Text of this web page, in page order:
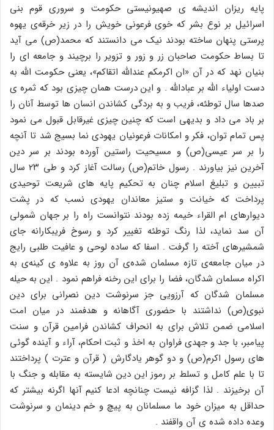
پایه ریزان اندیشه ی صهیونیستی حکومت و سروری قوم بنی
اسرائیل بر نوع بشر که خوی فرعونی خویش را در زیر خرقه‌ی یهوه
پرستی پنهان ساخته بودند نیک می دانستند که محمد(ص) می آید
تا بساط حکومت صاحبان زر و زور و تزویر را برچیند و جامعه ای را
بنیان نهد که در آن «ان اکرمکم عندالله اتقاکم»، یعنی حکومت الله به
دست اولیاء الله بر عبادالله . و این درست همان چیزی بود که ثمره ی
صدها سال توطئه، فریب و به بردگی کشاندن انسان ها توسط آنان را
بر باد می داد و بدیهی است که چنین چیزی غیرقابل قبول می نمود
پس تمام توان، فکر و امکانات فرعونیان یهودی نما بسیج شد تا آنچه
را بر سر عیسی(ص) و مسیحیت راستین آورده بودند بر سر دین
آخرین نیز بیاورند . رسول خاتم(ص) رسالت آغاز کرد و طی ۲۳ سال
تبیین و تبلیغ اسلام چنان به تحکیم پایه های شریعت توحیدی
پرداخت که خیانت و ستیز معاندان یهودی نسب که در پشت
دیوارهای ام القراء خیمه زده بودند نتوانست راه را بر جهان شمولی
آن سد نماید، لذا رنگ توطئه تغییر کرد و رسوخ فریبکارانه جای
شمشیرهای آخته را گرفت . اسفا که ساده لوحی و عافیت طلبی رایج
در میان جامعه‌ی تازه مسلمان شده‌ی آن روز به علاوه ی کینه‌ی به
اکراه مسلمان شدگان، فضا را برای این رخنه فراهم نمود . این به حیله
مسلمان شدگان که آرزویی جز سرنوشت دین نصرانی برای دین
نبوی(ص) نداشتند با حضوری آگاهانه و هدفمند در میان امت
اسلامی ضمن تلاش برای به انحراف کشاندن فرامین قرآن و سنت
پیامبر، با جد و جهدی فراوان به اخذ و ثبت احکام، آراء و آینده گوئی
های رسول اکرم(ص) و دو گوهر یادگارش ( قرآن و عترت ) پرداختند
تا با علم کامل و تسلط بر رموز این دین شایسته به مقابله و جنگ با
آن برخیزند . لذا گزافه نیست چنانچه ادعا کنیم آنها اگرنه بیشتر که
حداقل به میزان خود ما مسلمانان به پیچ و خم دینمان و سرنوشت
وعده داده شده ی آن واقفند .